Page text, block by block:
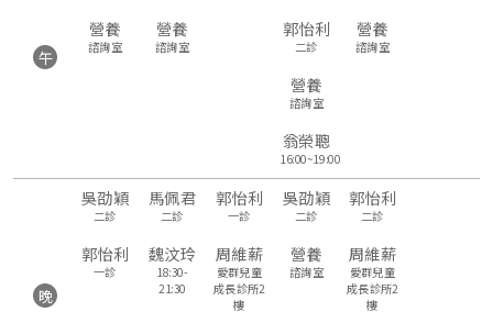
午
營養
諮詢室
營養
諮詢室
郭怡利
二診
營養
諮詢室
營養
諮詢室
翁榮聰
16:00~19:00
晚
吳劭穎
二診
馬佩君
二診
郭怡利
一診
吳劭穎
二診
郭怡利
二診
郭怡利
一診
魏汶玲
18:30-
21:30
周維薪
愛群兒童
成長診所2
樓
營養
諮詢室
周維薪
愛群兒童
成長診所2
樓